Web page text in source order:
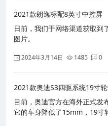
2021款朗逸标配8英寸中控屏
日前，我们于网络渠道获取到
图片。
2024年3月14日 1485 0
2021款奥迪S3四驱系统19寸
目前，奥迪官方在海外正式发
它的车身降低了15mm，19寸